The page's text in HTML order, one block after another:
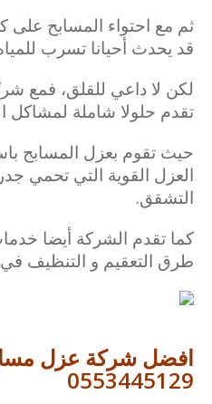
ثم مع احتواء المسابح على
قد يحدث أحيانا تسرب
لكن لا داعي للقلق، فمع
تقدم حلولا شاملة لمشاكل
حيث تقوم بعزل المسابح
العزل القوية التي تحمي
التشقق.
كما تقدم الشركة أيضا
طرق التعقيم و التنظيف في
افضل شركة عزل
0553445129